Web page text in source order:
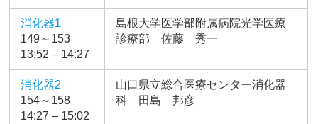
消化器1
149～153
13:52 – 14:27
島根大学医学部附属病院光学医療
診療部 佐藤 秀一
消化器2
154～158
14:27 – 15:02
山口県立総合医療センター消化器
科 田島 邦彦